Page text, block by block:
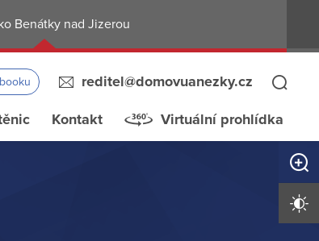
Benátky nad Jizerou
reditel@domovuanezky.cz
Kontakt Virtuální prohlídka